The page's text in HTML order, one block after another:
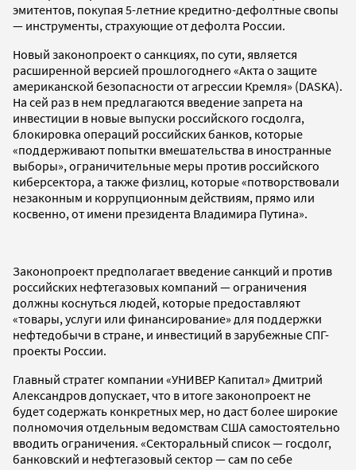
эмитентов, покупая 5-летние кредитно-дефолтные свопы
— инструменты, страхующие от дефолта России.
Новый законопроект о санкциях, по сути, является
расширенной версией прошлогоднего «Акта о защите
американской безопасности от агрессии Кремля» (DASKA).
На сей раз в нем предлагаются введение запрета на
инвестиции в новые выпуски российского госдолга,
блокировка операций российских банков, которые
«поддерживают попытки вмешательства в иностранные
выборы», ограничительные меры против российского
киберсектора, а также физлиц, которые «потворствовали
незаконным и коррупционным действиям, прямо или
косвенно, от имени президента Владимира Путина».
Законопроект предполагает введение санкций и против
российских нефтегазовых компаний — ограничения
должны коснуться людей, которые предоставляют
«товары, услуги или финансирование» для поддержки
нефтедобычи в стране, и инвестиций в зарубежные СПГ-
проекты России.
Главный стратег компании «УНИВЕР Капитал» Дмитрий
Александров допускает, что в итоге законопроект не
будет содержать конкретных мер, но даст более широкие
полномочия отдельным ведомствам США самостоятельно
вводить ограничения. «Секторальный список — госдолг,
банковский и нефтегазовый сектор — сам по себе